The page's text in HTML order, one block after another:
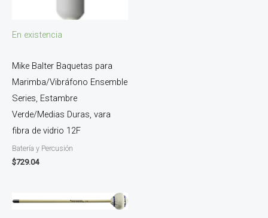
En existencia
Mike Balter Baquetas para
Marimba/Vibráfono Ensemble
Series, Estambre
Verde/Medias Duras, vara
fibra de vidrio 12F
Batería y Percusión
$729.04